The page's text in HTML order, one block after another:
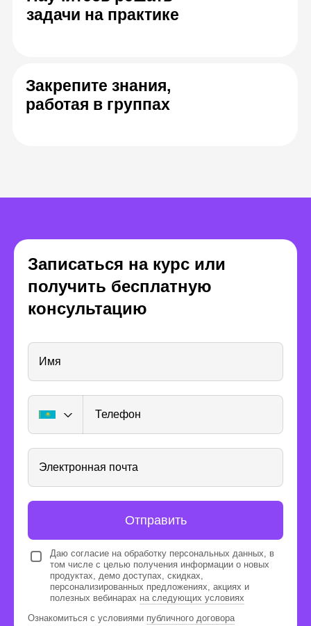
Записаться на курс или
получить бесплатную
консультацию
Имя
Телефон
Электронная почта
Отправить
Даю согласие на обработку персональных данных, в
том числе с целью получения информации о новых
продуктах, демо доступах, скидках,
персонализированных предложениях, акциях и
полезных вебинарах на следующих условиях
Ознакомиться с условиями публичного договора
Senior Java-разработчик,
архитектор с опытом
Получите опыт
реальной работы
с другими пользователями
платформы под руководством
наставника
· Будете работать в команде с тимлидом
и регулярно общаться с командой на созвонах
соблюдая дедлайны и отслеживая прогресс
в трекере
· Добавите в портфолио крупный кейс